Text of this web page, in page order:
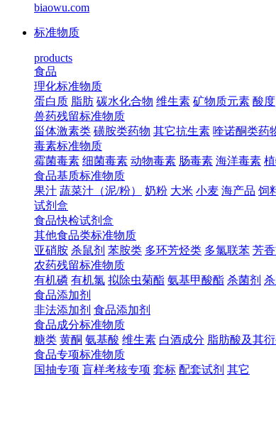
biaowu.com
标准物质
products
食品
理化标准物质
蛋白质 脂肪 碳水化合物 维生素 矿物质元素 酸度
兽药残留标准物质
甾体激素类 磺胺类药物 其它抗生素 喹诺酮类药
毒素标准物质
霉菌毒素 细菌毒素 动物毒素 肠毒素 海洋毒素
食品基质标准物质
果汁 蔬菜汁（泥/粉） 奶粉 大米 小麦 海产品 饲
试剂盒
食品快检试剂盒
其他食品类标准物质
亚硝胺 杀鼠剂 苯胺类 多环芳烃类 多氯联苯 芳
农药残留标准物质
有机磷 有机氯 拟除虫菊酯 氨基甲酸酯 杀菌剂
食品添加剂
非法添加剂 食品添加剂
食品成分标准物质
糖类 黄酮 氨基酸 维生素 白酒成分 脂肪酸及其
食品专项标准物质
国抽专项 盲样考核专项 套标 配套试剂 其它